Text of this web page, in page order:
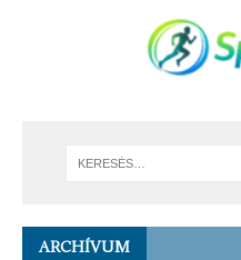
ARCHÍVUM